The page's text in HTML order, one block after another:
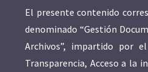
El presente contenido
denominado “Gestión
Archivos”, impartido por
Transparencia, Acceso a la